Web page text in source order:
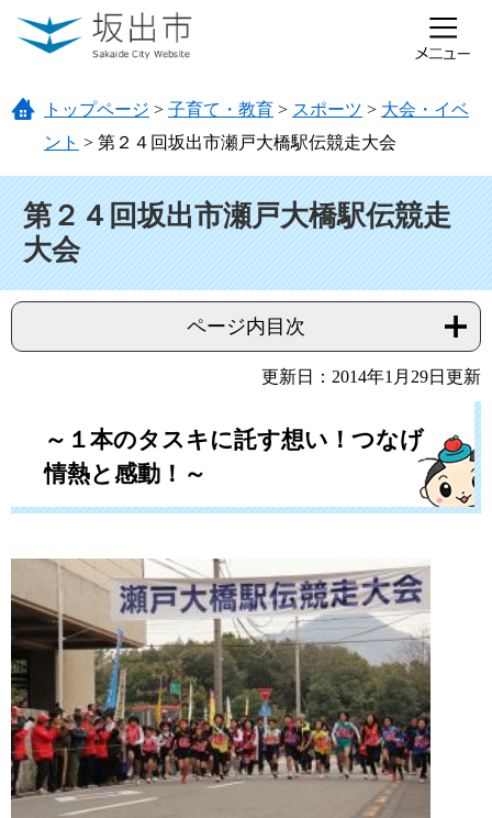
ページの先頭です。
メニューを飛ばして本文へ
トップページ > 子育て・教育 > スポーツ > 大会・イベ
ント > 第２４回坂出市瀬戸大橋駅伝競走大会
第２４回坂出市瀬戸大橋駅伝競走
大会
ページ内目次
更新日：2014年1月29日更新
～１本のタスキに託す想い！つなげ
情熱と感動！～